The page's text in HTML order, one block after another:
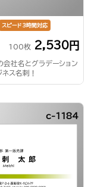
スピード3時間対応
100枚 2,530円
社名とグラデーション
ス名刺！
c-1184